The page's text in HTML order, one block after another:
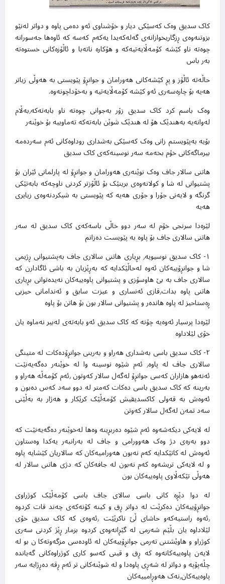
کاک سدیق وەک کەسێکی دیار و خۆشناوی ئەو دەمی پاوە و دواتر لەنێو
بزوتنەوەی ڕزگاریخوازانەی گەلەکەیدا یەکەم کەسە کە ئاوەها جەسورانە
چوەتە ناو کێشە کۆمەڵایەتیەکە و هۆکارە ناتەبا و ئاڵۆزەکانی خستوەتە
بەر باس
حاڵەتە ئاڵۆز و پڕ کێشەکانی هەورامان و جوانڕۆ پێویستی بە هەوڵی زیاتر
هەیە بۆ چارەسەری ئەو کێشە کۆمەڵایەتیە و بەخۆداچونەوە‌.
وەک باسم کرد کاک سدیق زۆر بەجوانی چوەتە ناو بابەتەکە٫بەڵام
لەوانەیە بەهندێک هۆ لە هندێک شوێن بابەتەکە تەماوییە بۆ خوێنەر
بۆیە بەپێویستم زانی وەک کەسێکی بەشداری روداوەکانی ئەم سەردەمە
بیرماگەکانی خۆم بخەمە سەر نوسینەکەی کاک سدیق
هاتنی سالار جاف وەک نوێنەری هەورامان و جوانڕۆ لە پارلمانی ئێران بۆ
پشتیوانی لە شا و کولانەوەی برینێک بۆ ئاڵۆزتر کردنی ناوچەکە بابەتێکی
گرنگە و لایەنی جۆرا و جۆری هەیە کە پێویستی بە شیکردنەوەی زیایری
هەیە
لێرەدا سرنجی خۆم لە سەر دوو خاڵی باسەکەی کاک سدیق لە سەر
هاتنی سالاری جاف بۆ پاوە بە پێویست دەزانم
۱- کاک سدیق نوسیویە٫ بڕیاری هاتنی سالاری جاف بەپشتیوانی ڕژیمی
شا و جوانڕۆییەکان ئەوە لەحاڵێکدایە کە بەڕێزیان بە باشی ئاگادارن کە
سالاری جاف بە بێ هاوسۆزی و پشتیوانی پاوەییەکان نەیدەتوانی بڕیاری
هاتنی پاوە بدات٫قازی ئەنساری و عیزت سابق و ئەندامانی حیزبی
ڕەستاحیز لە پاوە هاندەر و پشتیوانی سالار بون بۆ هاتن بۆ پاوە
لێرەدا پرسیار ئەوەیە چۆنە کە کاک سدیق ئەو بابەتەی لەبیر نەماوە یان
خۆی لێلاداوە
۲- کاک سدیق باسی بەشداری هەراو و بەرینی جوانڕۆدەکات لە متینگی
سالاری جاف لە پاوە٫ ئەم شێوە نوسینە وا لە خوێنەر دەگەیەنێت
ئەنەهو هازاران کەسی جوانڕۆ لەگەل سالار کەوتون ٫ئەم کۆمەڵە هەراو و
بەرینە کە کاک سدیق باسی دەکات کەمتر لە دوو سەد کەس دەبون و
ئەوەش بە قەولی کاکسدیقیش کۆمەڵێک کرێکار و هەژار بە بەڵێنی
سەد تمەن لەگەل سالار کەوتن
لە لایەکی دیکەشەوە ئەم شێوە دەربڕینە وەها لەخوێنەر دەگەیەنێت کە
دوو بەرەی دژ وەک هەوورامی و جاف لە بەرانبەر یەکدا وەستاون
ئەوەش لە کاتێکدایە کەم نەبون هەورامیەکان کە سالاریان کێشایە پاوە
و لە لایەکی تریشەوە کەم نەبون لە جافەکان کە دژی هاتنی سالار لە
هەوڵی تێکەڵاوی پاوەییەکان بون
لە دوا دێڕە کانی باسی سالای جاف باسی کۆمەڵێک کوژراوی
جوانڕۆییەکان دەکرێت لە دواتر ڕق و کینە کۆنەکەی چەند قات کردوە
٫ئەوە راستیەکەو حاشای ڵێ ناکرێێت ٫ئەوەی کە کاک سدیق خۆی
لێلاداوە یان بڵێم شەرمی لە گێڕانەوەی کردوە بزمار ڕێژ کردنی سەری
کوژراو و هاوێشتنی تەرمی جوانڕۆییەکان لە ئاودەسی مزگەوتەکا ن بو لە
لایەن پاوەییەکانەوە کە ڕق و قینی کەسو کاری کوژراوەکانی گەیاندە
چڵەپۆپە و دواتر لە شەڕی پاوەدا و لە شوێنەکانی تر ئەم ڕقە دەڕژایە سەر
پاوەییەکان٫نەک هەوڕامییەکان